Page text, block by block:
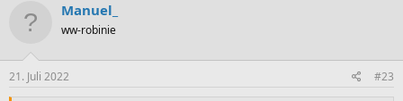
t
n
e
Manuel_
ww-robinie
21. Juli 2022 #23